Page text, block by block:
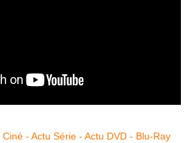
Ciné - Actu Série - Actu DVD - Blu-Ray